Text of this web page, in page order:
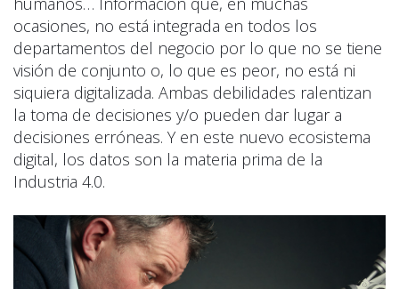
ocasiones, no está integrada en todos los
departamentos del negocio por lo que no se tiene
visión de conjunto o, lo que es peor, no está ni
siquiera digitalizada. Ambas debilidades ralentizan
la toma de decisiones y/o pueden dar lugar a
decisiones erróneas. Y en este nuevo ecosistema
digital, los datos son la materia prima de la
Industria 4.0.